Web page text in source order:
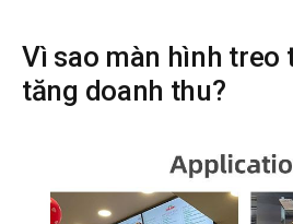
Vì sao màn hình treo
tăng doanh thu?